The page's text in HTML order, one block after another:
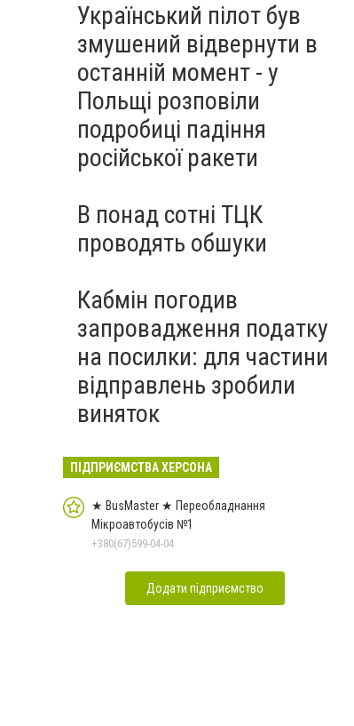
Український пілот був
змушений відвернути в
останній момент - у
Польщі розповіли
подробиці падіння
російської ракети
В понад сотні ТЦК
проводять обшуки
Кабмін погодив
запровадження податку
на посилки: для частини
відправлень зробили
виняток
ПІДПРИЄМСТВА ХЕРСОНА
★ BusMaster ★ Переобладнання
Мікроавтобусів №1
+380(67)599-04-04
Додати підприємство